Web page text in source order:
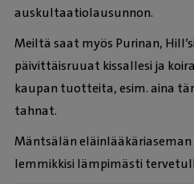
auskultaatiolausunnon.
Meiltä saat myös Purinan,
päivittäisruuat kissallesi ja
kaupan tuotteita, esim. aina
tahnat.
Mäntsälän
lemmikkisi lämpimästi